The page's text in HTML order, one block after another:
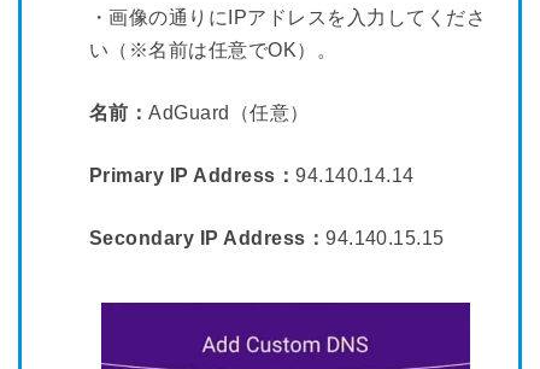
・画像の通りにIPアドレスを入力してくださ
い（※名前は任意でOK）。
名前：AdGuard（任意）
Primary IP Address：94.140.14.14
Secondary IP Address：94.140.15.15